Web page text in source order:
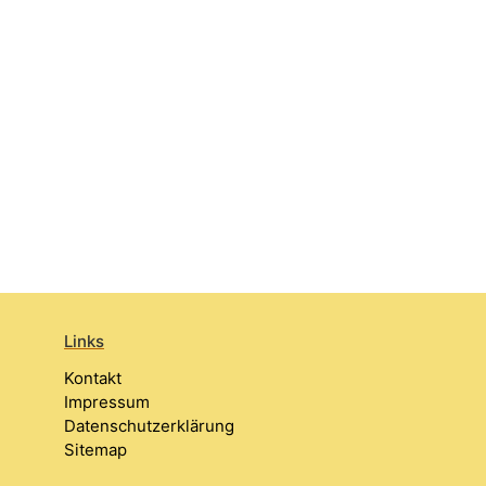
Links
Kontakt
Impressum
Datenschutzerklärung
Sitemap